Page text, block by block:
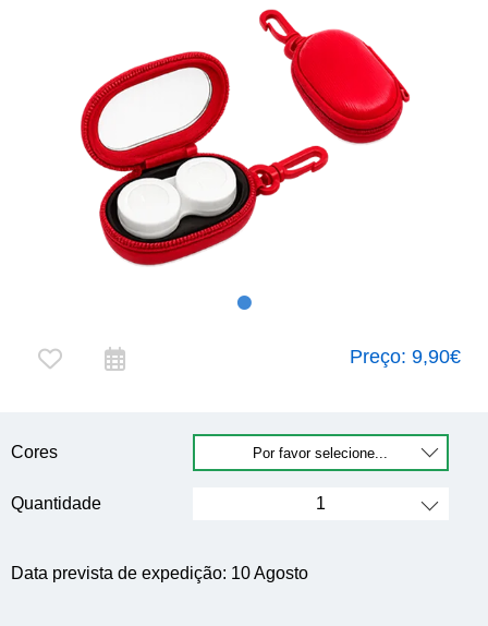
Preço: 9,90€
Cores
Quantidade
Data prevista de expedição: 10 Agosto